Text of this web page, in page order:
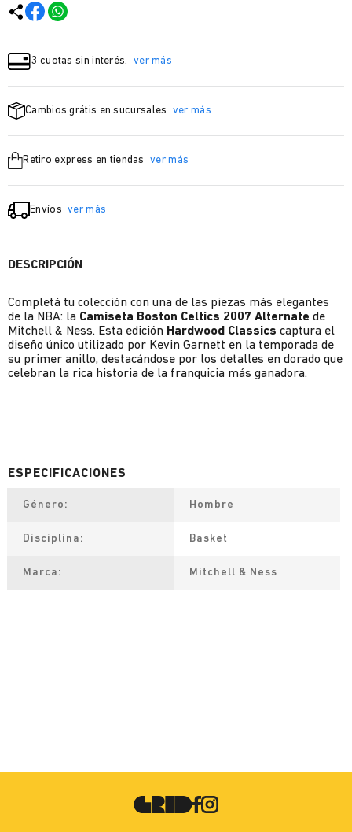
3 cuotas sin interés. ver más
Cambios grátis en sucursales ver más
Retiro express en tiendas ver más
Envíos ver más
DESCRIPCIÓN
Completá tu colección con una de las piezas más elegantes
de la NBA: la Camiseta Boston Celtics 2007 Alternate de
Mitchell & Ness. Esta edición Hardwood Classics captura el
diseño único utilizado por Kevin Garnett en la temporada de
su primer anillo, destacándose por los detalles en dorado que
celebran la rica historia de la franquicia más ganadora.
Género Hombre
Disciplina Basket
Marca Mitchell & Ness